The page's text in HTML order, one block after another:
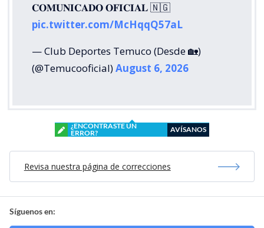
𝐂𝐎𝐌𝐔𝐍𝐈𝐂𝐀𝐃𝐎 𝐎𝐅𝐈𝐂𝐈𝐀𝐋 🇳🇬
pic.twitter.com/McHqqQ57aL
— Club Deportes Temuco (Desde 🏡)
(@Temucooficial)August 6, 2026
¿ENCONTRASTE UN
ERROR?
AVÍSANOS
Revisa nuestra página de correcciones
Síguenos en: